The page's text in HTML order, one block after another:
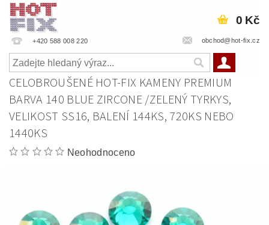
+420 588 008 220 obchod@hot-fix.cz
0 Kč
CELOBROUŠENÉ HOT-FIX KAMENY PREMIUM
BARVA 140 BLUE ZIRCONE /ZELENÝ TYRKYS,
VELIKOST SS16, BALENÍ 144KS, 720KS NEBO
1440KS
Neohodnoceno